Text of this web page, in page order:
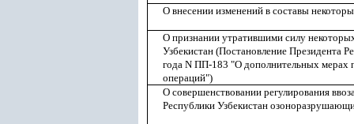
О внесении изменений в составы
О признании утратившими силу
Узбекистан (Постановление Президента
года N ПП-183 "О дополнительных
операций")
О совершенствовании регулирования
Республики Узбекистан